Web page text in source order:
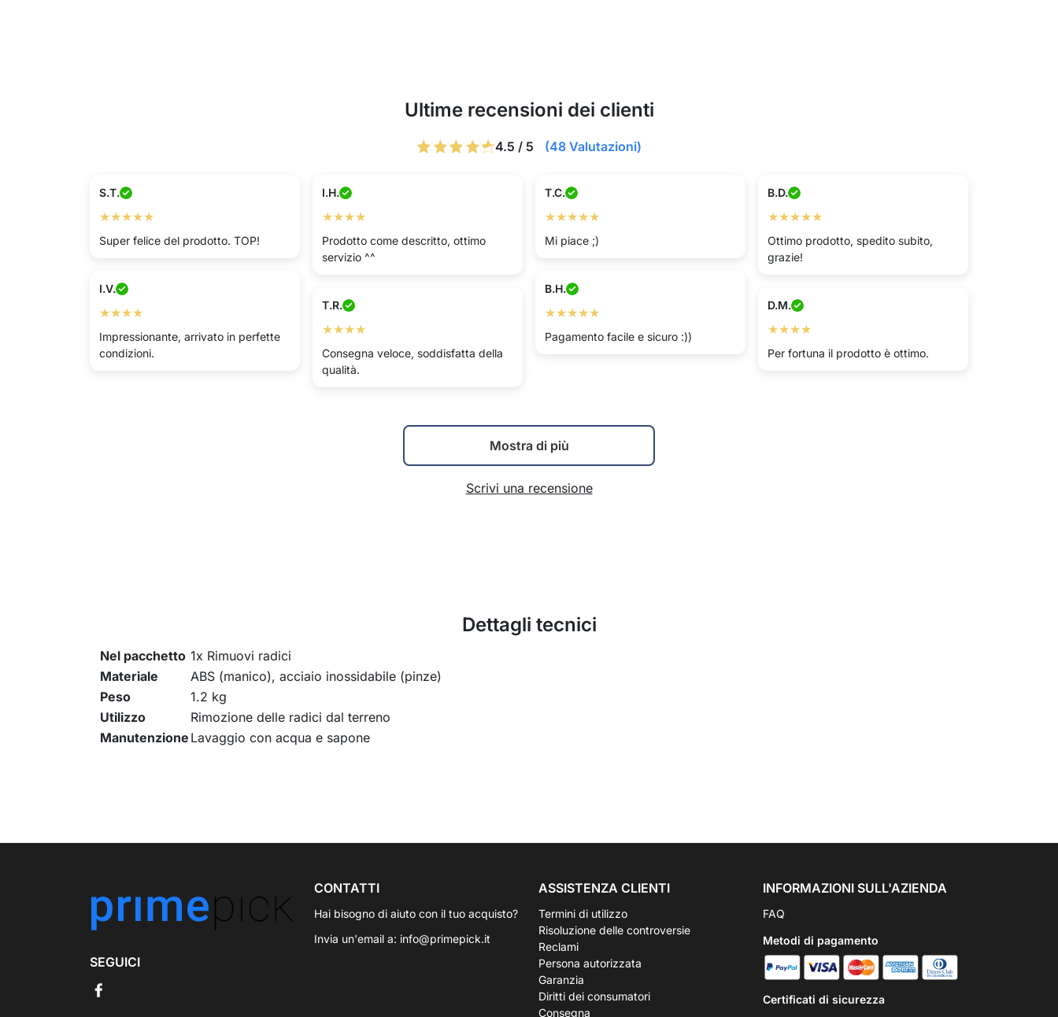
Ultime recensioni dei clienti
4.5 / 5 (48 Valutazioni)
S.T.
★★★★★
Super felice del prodotto. TOP!
I.H.
★★★★
Prodotto come descritto, ottimo
servizio ^^
T.C.
★★★★★
Mi piace ;)
B.D.
★★★★★
Ottimo prodotto, spedito subito,
grazie!
I.V.
★★★★
Impressionante, arrivato in perfette
condizioni.
B.H.
★★★★★
Pagamento facile e sicuro :))
T.R.
★★★★
Consegna veloce, soddisfatta della
qualità.
D.M.
★★★★
Per fortuna il prodotto è ottimo.
Mostra di più
Scrivi una recensione
Dettagli tecnici
Nel pacchetto 1x Rimuovi radici
Materiale
ABS (manico), acciaio inossidabile (pinze)
Peso
1.2 kg
Utilizzo
Rimozione delle radici dal terreno
Manutenzione Lavaggio con acqua e sapone
SEGUICI
CONTATTI
Hai bisogno di aiuto con il tuo acquisto?
Invia un'email a: info@primepick.it
ASSISTENZA CLIENTI
Termini di utilizzo
Risoluzione delle controversie
Reclami
Persona autorizzata
Garanzia
Diritti dei consumatori
Consegna
INFORMAZIONI SULL'AZIENDA
FAQ
Metodi di pagamento
Certificati di sicurezza